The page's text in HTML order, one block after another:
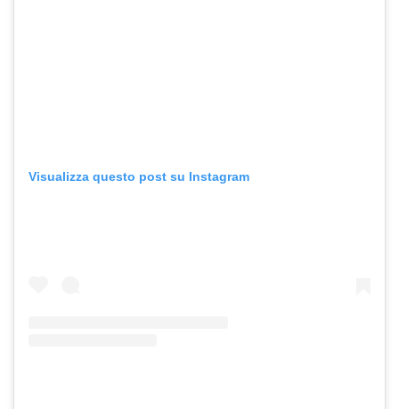
Visualizza questo post su Instagram